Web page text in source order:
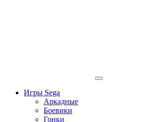
Игры Sega
Аркадные
Боевики
Гонки